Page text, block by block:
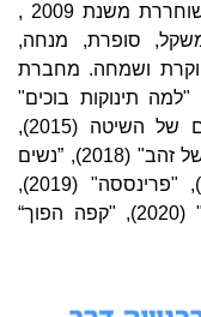
סיון אופירי, נאבקת במשקל לשעבר, משוחררת משנת 2009 ,
סופרת, מנחה,
ושמחה. מחברת
"שום דבר לא קרה" (2010), "למה תינוקות בוכים"
(2010), "רעב" (2015), ספר המתכונים של השיטה (2015),
יומן-עד "הכל את יכולה" (2017), "קווים של זהב" (2018), ”נשים
יקרות“ (2018), ״פשוט בריא״ (2019), "פרינססה" (2019),
"שלוש מחברות" (2020), "בטבעת זו?" (2020), "קפה הפוך“